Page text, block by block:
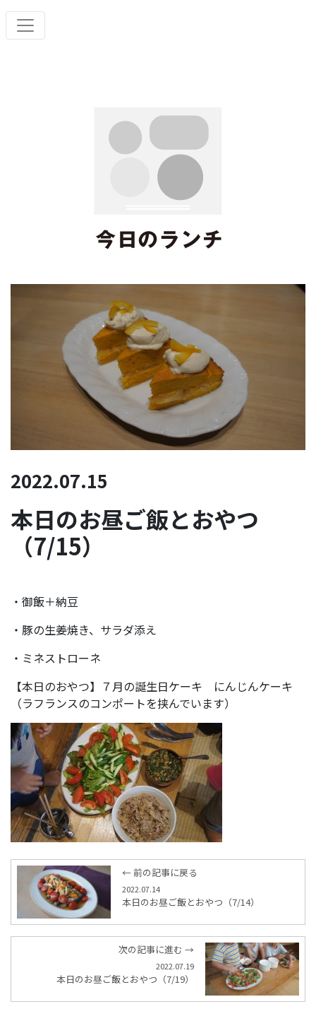
2022.07.15
本日のお昼ご飯とおやつ
（7/15）
・御飯＋納豆
・豚の生姜焼き、サラダ添え
・ミネストローネ
【本日のおやつ】７月の誕生日ケーキ にんじんケーキ
（ラフランスのコンポートを挟んでいます）
← 前の記事に戻る
2022.07.14
本日のお昼ご飯とおやつ（7/14）
次の記事に進む →
2022.07.19
本日のお昼ご飯とおやつ（7/19）